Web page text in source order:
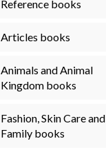
Reference books
Articles books
Animals and Animal
Kingdom books
Fashion, Skin Care and
Family books